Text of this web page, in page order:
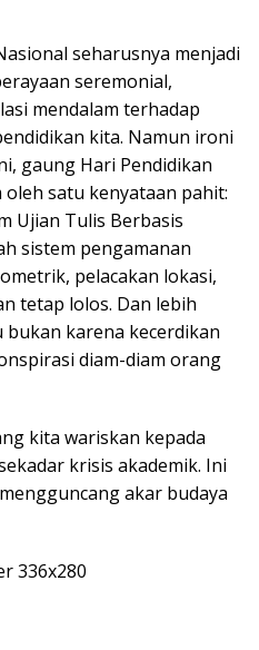
seharusnya menjadi
seremonial,
mendalam terhadap
kita. Namun ironi
gaung Hari Pendidikan
satu kenyataan pahit:
Ujian Tulis Berbasis
sistem pengamanan
pelacakan lokasi,
tetap lolos. Dan lebih
karena kecerdikan
diam-diam orang
kita wariskan kepada
krisis akademik. Ini
akar budaya